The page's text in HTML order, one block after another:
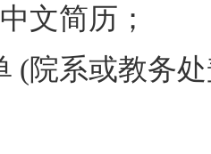
中文简历；
(院系或教务